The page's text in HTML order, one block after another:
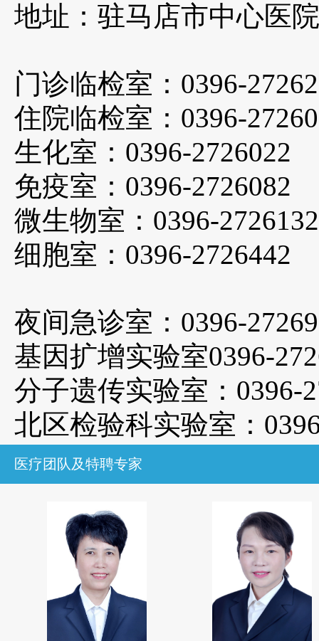
地址：驻马店市中心医
门诊临检室： 0396-2726
住院临检室： 0396-2726
生化室： 0396-2726022
免疫室： 0396-2726082
微生物室： 0396-2726132
细胞室： 0396-2726442
夜间急诊室： 0396-2726
基因扩增实验室0396-
分子遗传实验室： 0396-
北区检验科实验室：
医疗团队及特聘专家